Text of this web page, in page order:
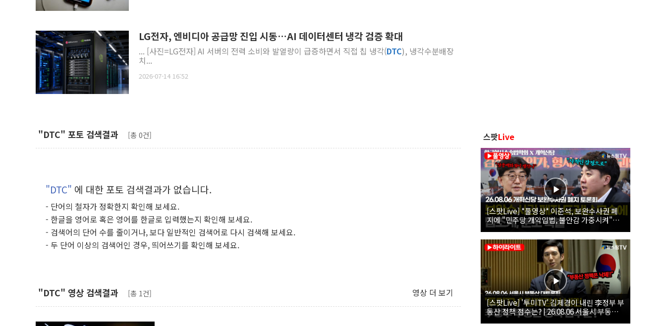
LG전자, 엔비디아 공급망 진입 시동…AI 데이터센터 냉각 검증 확대
... [사진=LG전자] AI 서버의 전력 소비와 발열량이 급증하면서 직접 칩 냉각(DTC), 냉각수분배장
치...
2026-07-14 16:52
"DTC" 포토 검색결과 [총 0건]
"DTC" 에 대한 포토 검색결과가 없습니다.
- 단어의 철자가 정확한지 확인해 보세요.
- 한글을 영어로 혹은 영어를 한글로 입력했는지 확인해 보세요.
- 검색어의 단어 수를 줄이거나, 보다 일반적인 검색어로 다시 검색해 보세요.
- 두 단어 이상의 검색어인 경우, 띄어쓰기를 확인해 보세요.
"DTC" 영상 검색결과 [총 1건] 영상 더 보기
스팟Live
[스팟Live] *풀영상* 이준석, 보완수사권 폐
지에 "민주당 개악입법, 불안감 가중시켜"｜
26.08.06 개혁신당 보완수사권 폐지 토론회
[스팟Live] '투미TV' 김제경이 내린 李정부 부
동산 정책 점수는? | 26.08.06 서울시 부동산
대토론회